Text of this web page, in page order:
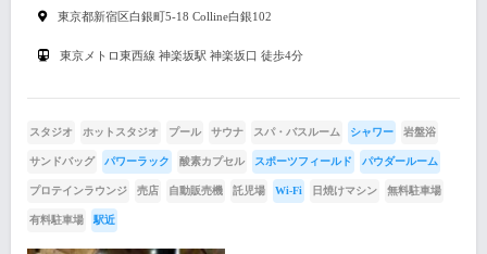
東京都新宿区白銀町5-18 Colline白銀102
東京メトロ東西線 神楽坂駅 神楽坂口 徒歩4分
スタジオ ホットスタジオ プール サウナ スパ・バスルーム シャワー 岩盤浴
サンドバッグ パワーラック 酸素カプセル スポーツフィールド パウダールーム
プロテインラウンジ 売店 自動販売機 託児場 Wi-Fi 日焼けマシン 無料駐車場
有料駐車場 駅近